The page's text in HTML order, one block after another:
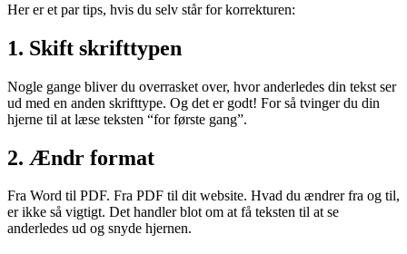
Her er et par tips, hvis du selv står for korrekturen:
1. Skift skrifttypen
Nogle gange bliver du overrasket over, hvor anderledes din tekst ser
ud med en anden skrifttype. Og det er godt! For så tvinger du din
hjerne til at læse teksten “for første gang”.
2. Ændr format
Fra Word til PDF. Fra PDF til dit website. Hvad du ændrer fra og til,
er ikke så vigtigt. Det handler blot om at få teksten til at se
anderledes ud og snyde hjernen.